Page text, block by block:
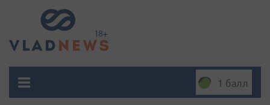
1 балл